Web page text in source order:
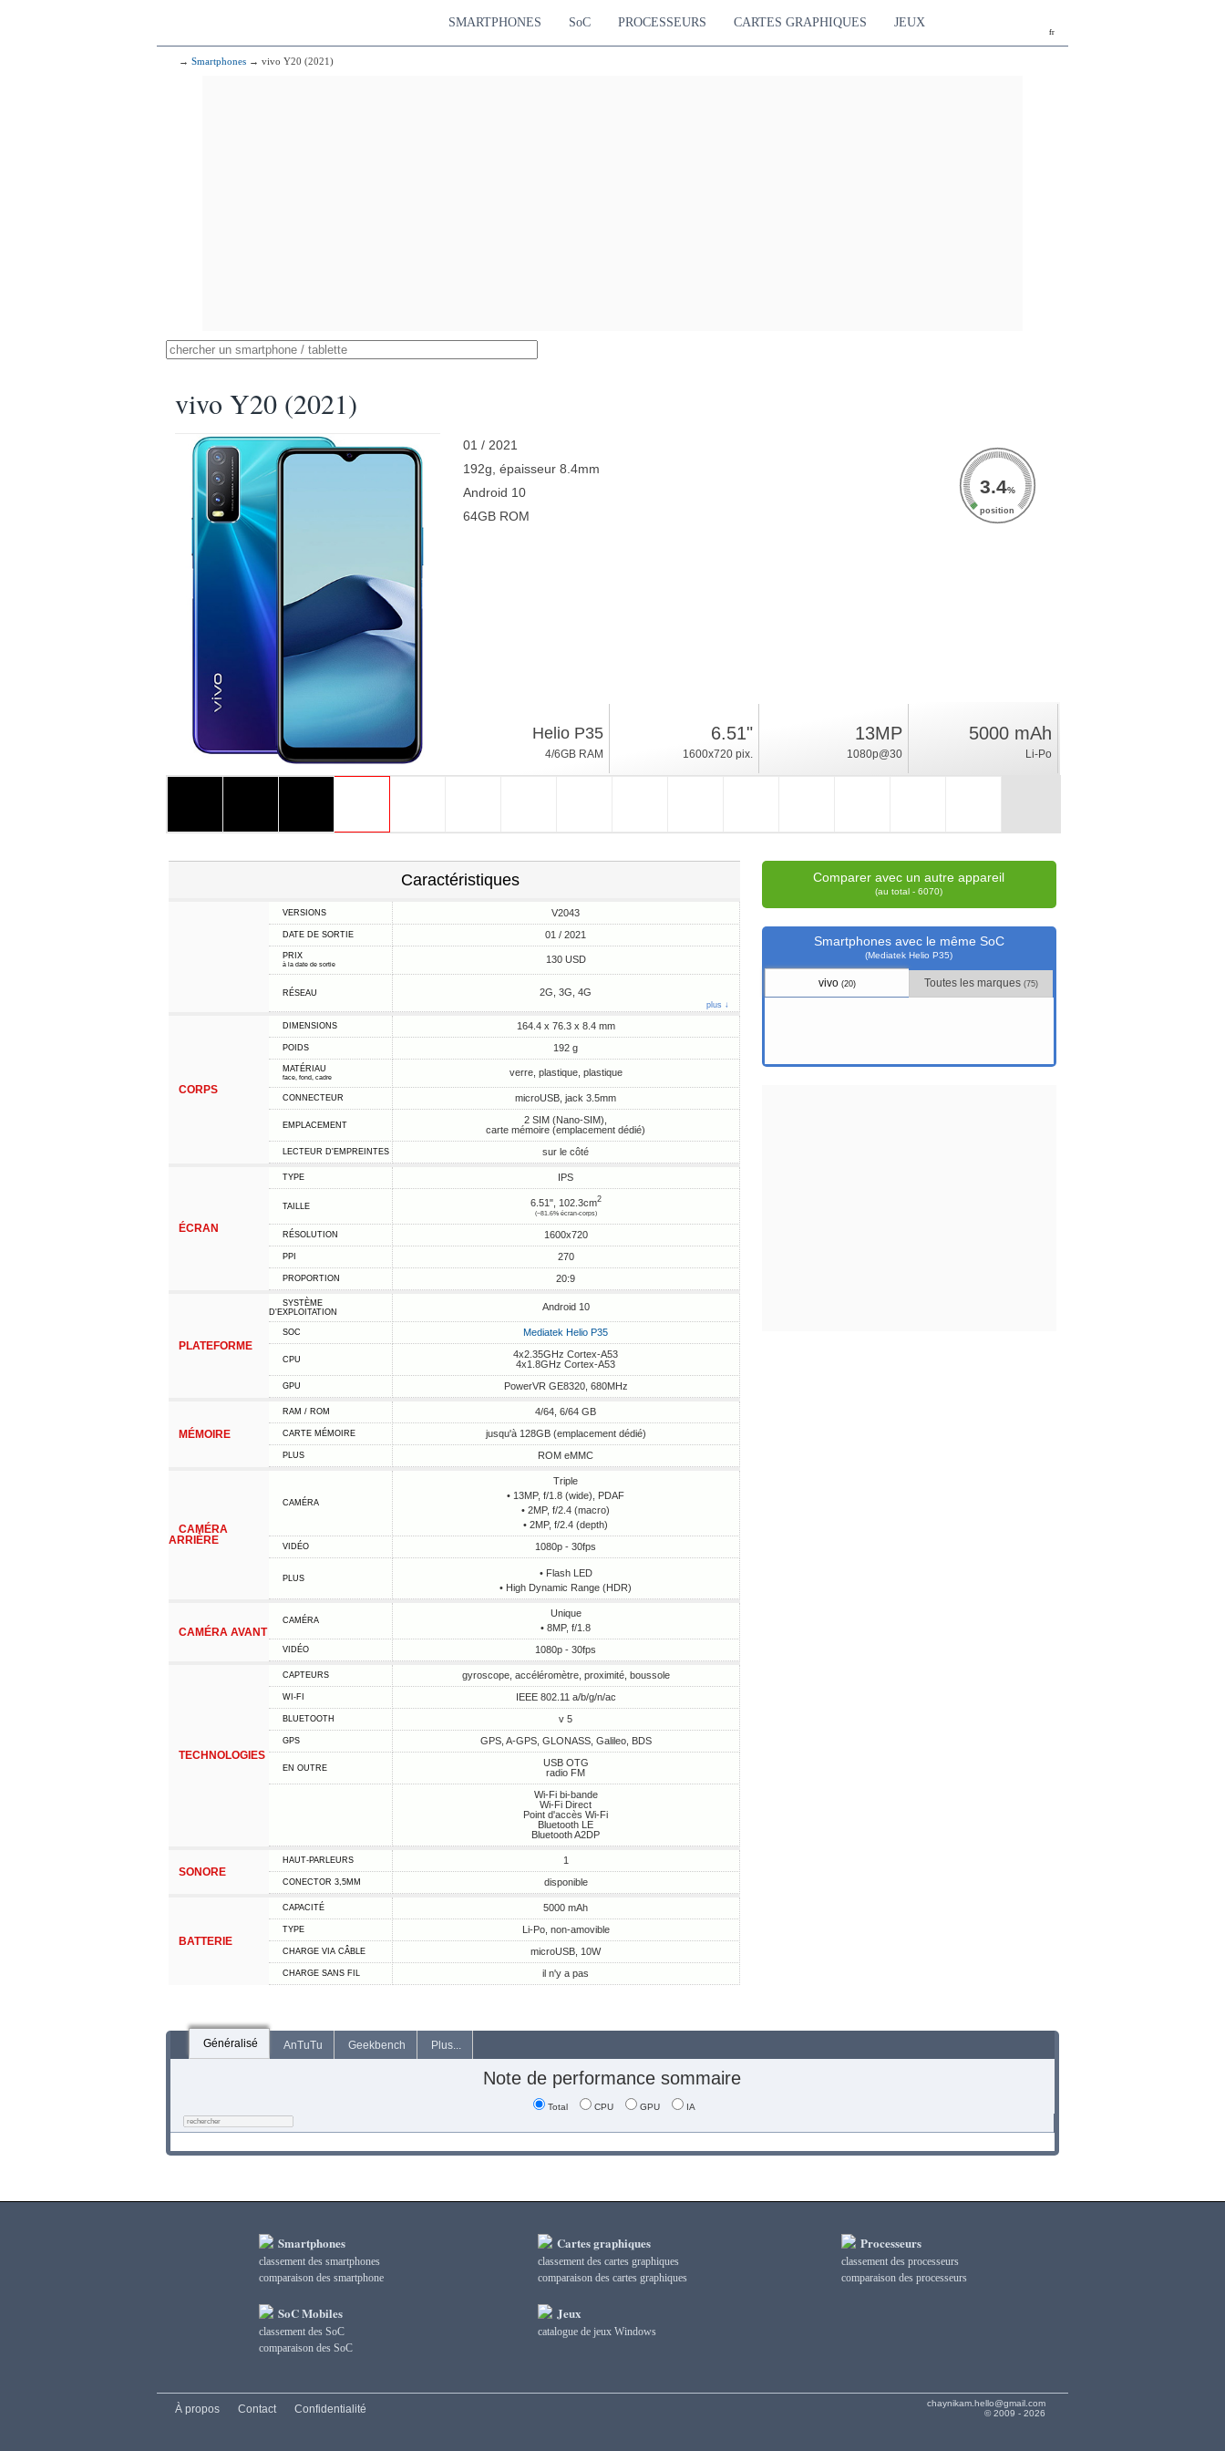
fr
SMARTPHONES SoC PROCESSEURS CARTES GRAPHIQUES JEUX
→ Smartphones → vivo Y20 (2021)
vivo Y20 (2021)
01 / 2021
192g, épaisseur 8.4mm
Android 10
64GB ROM
3.4%
position
Helio P35
4/6GB RAM
6.51"
1600x720 pix.
13MP
1080p@30
5000 mAh
Li-Po
Caractéristiques
VERSIONS V2043
DATE DE SORTIE 01 / 2021
PRIX
à la date de sortie 130 USD
RÉSEAU 2G, 3G, 4G
plus ↓
CORPS
DIMENSIONS 164.4 x 76.3 x 8.4 mm
POIDS 192 g
MATÉRIAU
face, fond, cadre verre, plastique, plastique
CONNECTEUR microUSB, jack 3.5mm
EMPLACEMENT
2 SIM (Nano-SIM),
carte mémoire (emplacement dédié)
LECTEUR D'EMPREINTES sur le côté
ÉCRAN
TYPE IPS
TAILLE 6.51", 102.3cm2
(~81.6% écran-corps)
RÉSOLUTION 1600x720
PPI 270
PROPORTION 20:9
PLATEFORME
SYSTÈME
D'EXPLOITATION
Android 10
SOC Mediatek Helio P35
CPU
4x2.35GHz Cortex-A53
4x1.8GHz Cortex-A53
GPU PowerVR GE8320, 680MHz
MÉMOIRE
RAM / ROM 4/64, 6/64 GB
CARTE MÉMOIRE jusqu'à 128GB (emplacement dédié)
PLUS ROM eMMC
CAMÉRA
ARRIÈRE
CAMÉRA
Triple
• 13MP, f/1.8 (wide), PDAF
• 2MP, f/2.4 (macro)
• 2MP, f/2.4 (depth)
VIDÉO 1080p - 30fps
PLUS
• Flash LED
• High Dynamic Range (HDR)
CAMÉRA AVANT
CAMÉRA
Unique
• 8MP, f/1.8
VIDÉO 1080p - 30fps
TECHNOLOGIES
CAPTEURS gyroscope, accéléromètre, proximité, boussole
WI-FI IEEE 802.11 a/b/g/n/ac
BLUETOOTH v 5
GPS GPS, A-GPS, GLONASS, Galileo, BDS
EN OUTRE
USB OTG
radio FM
Wi-Fi bi-bande
Wi-Fi Direct
Point d'accès Wi-Fi
Bluetooth LE
Bluetooth A2DP
SONORE
HAUT-PARLEURS 1
CONECTOR 3,5MM disponible
BATTERIE
CAPACITÉ 5000 mAh
TYPE Li-Po, non-amovible
CHARGE VIA CÂBLE microUSB, 10W
CHARGE SANS FIL il n'y a pas
Comparer avec un autre appareil
(au total - 6070)
Smartphones avec le même SoC
(Mediatek Helio P35)
vivo (20) Toutes les marques (75)
Généralisé AnTuTu Geekbench Plus...
Note de performance sommaire
Total CPU GPU IA
Smartphones
classement des smartphones
сomparaison des smartphone
SoC Mobiles
classement des SoC
сomparaison des SoC
Cartes graphiques
classement des cartes graphiques
сomparaison des cartes graphiques
Jeux
catalogue de jeux Windows
Processeurs
classement des processeurs
сomparaison des processeurs
chaynikam.hello@gmail.com
© 2009 - 2026
À propos Contact Confidentialité